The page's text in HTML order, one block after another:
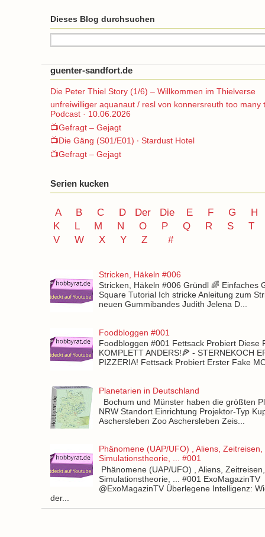
Dieses Blog durchsuchen
guenter-sandfort.de
Die Peter Thiel Story (1/6) – Willkommen im Thielverse
unfreiwilliger aquanaut / resl von konnersreuth too many
Podcast · 10.06.2026
📺Gefragt – Gejagt
📺Die Gäng (S01/E01) ∙ Stardust Hotel
📺Gefragt – Gejagt
Serien kucken
A B C D Der Die E F G
H
K
L M N O P Q R S
T
V
W X Y Z #
Stricken, Häkeln #006
Stricken, Häkeln #006 Gründl 🌈 Einfaches
Square Tutorial Ich stricke Anleitung zum
neuen Gummibandes Judith Jelena D...
Foodbloggen #001
Foodbloggen #001 Fettsack Probiert Diese
KOMPLETT ANDERS!🍕 - STERNEKOCH
PIZZERIA! Fettsack Probiert Erster Fake
Planetarien in Deutschland
Bochum und Münster haben die größten
NRW Standort Einrichtung Projektor-Typ
Aschersleben Zoo Aschersleben Zeis...
Phänomene (UAP/UFO) , Aliens, Zeitreisen,
Simulationstheorie, ... #001
Phänomene (UAP/UFO) , Aliens, Zeitreisen,
Simulationstheorie, ... #001 ExoMagazinTV
@ExoMagazinTV Überlegene Intelligenz:
der...